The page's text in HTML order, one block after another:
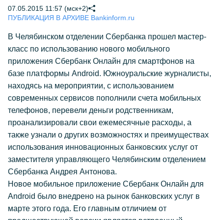
07.05.2015 11:57 (мск+2)
ПУБЛИКАЦИЯ В АРХИВЕ Bankinform.ru
В Челябинском отделении Сбербанка прошел мастер-
класс по использованию нового мобильного
приложения Сбербанк Онлайн для смартфонов на
базе платформы Android. Южноуральские журналисты,
находясь на мероприятии, с использованием
современных сервисов пополнили счета мобильных
телефонов, перевели деньги родственникам,
проанализировали свои ежемесячные расходы, а
также узнали о других возможностях и преимуществах
использования инновационных банковских услуг от
заместителя управляющего Челябинским отделением
Сбербанка Андрея Антонова.
Новое мобильное приложение Сбербанк Онлайн для
Android было внедрено на рынок банковских услуг в
марте этого года. Его главным отличием от